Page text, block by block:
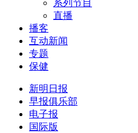
系列节目
直播
播客
互动新闻
专题
保健
新明日报
早报俱乐部
电子报
国际版